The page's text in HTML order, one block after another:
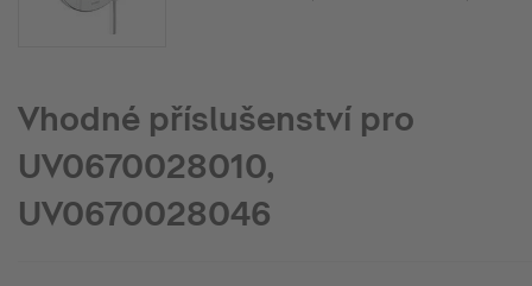
Vhodné příslušenství pro
UV0670028010,
UV0670028046